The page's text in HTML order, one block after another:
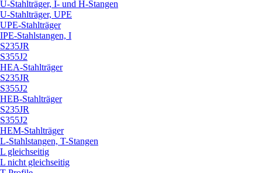
U-Stahlträger, I- und H-Stangen
U-Stahlträger, UPE
UPE-Stahlträger
IPE-Stahlstangen, I
S235JR
S355J2
HEA-Stahlträger
S235JR
S355J2
HEB-Stahlträger
S235JR
S355J2
HEM-Stahlträger
L-Stahlstangen, T-Stangen
L gleichseitig
L nicht gleichseitig